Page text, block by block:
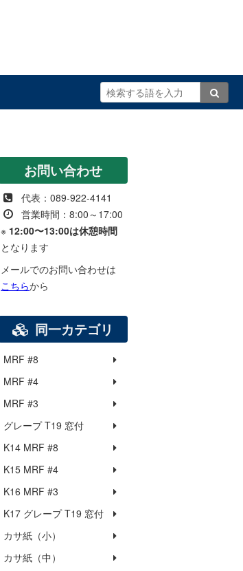
お問い合わせ
代表：089-922-4141
営業時間：8:00～17:00
※ 12:00〜13:00は休憩時間
となります
メールでのお問い合わせは
こちらから
同一カテゴリ
MRF #8
MRF #4
MRF #3
グレープ T19 窓付
K14 MRF #8
K15 MRF #4
K16 MRF #3
K17 グレープ T19 窓付
カサ紙（小）
カサ紙（中）